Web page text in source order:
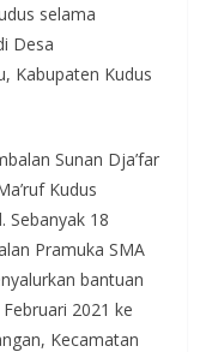
selama
Desa
Kabupaten Kudus
Sunan Dja’far
Kudus
Sebanyak 18
Pramuka SMA
bantuan
2021 ke
Kecamatan